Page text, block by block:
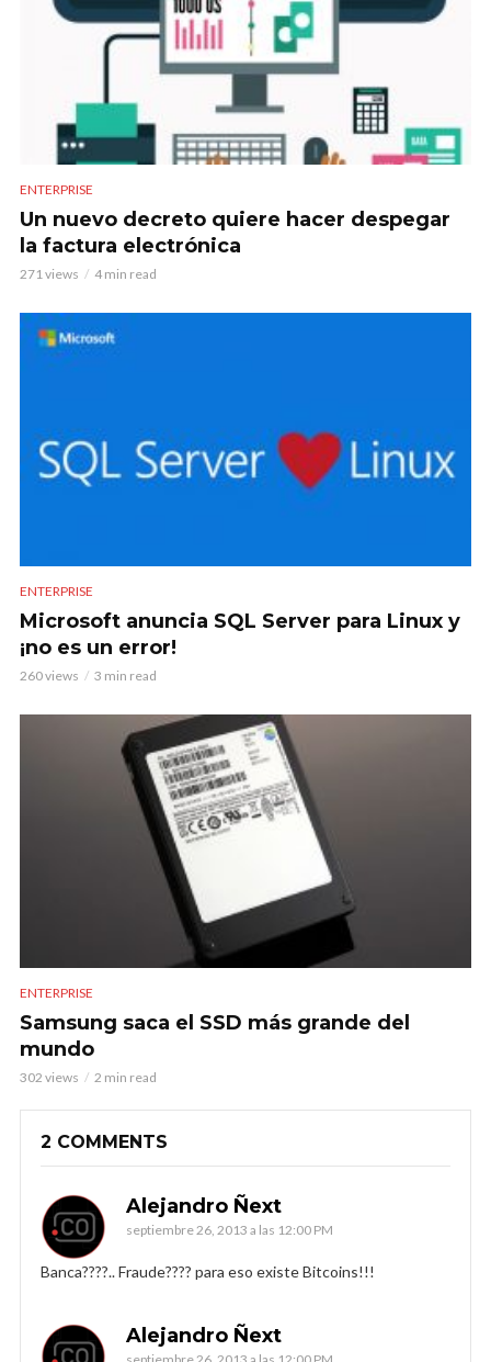
ENTERPRISE
Un nuevo decreto quiere hacer despegar
la factura electrónica
271 views 4 min read
ENTERPRISE
Microsoft anuncia SQL Server para Linux y
¡no es un error!
260 views 3 min read
ENTERPRISE
Samsung saca el SSD más grande del
mundo
302 views 2 min read
2 COMMENTS
Alejandro Ñext
septiembre 26, 2013 a las 12:00 PM
Banca????.. Fraude???? para eso existe Bitcoins!!!
Alejandro Ñext